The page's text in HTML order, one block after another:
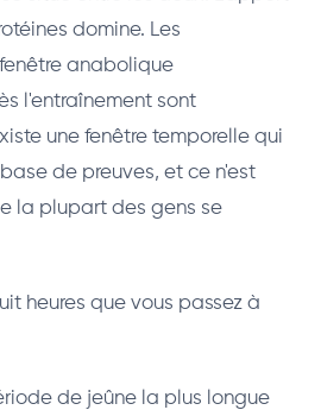
domine. Les
anabolique
l'entraînement sont
une fenêtre temporelle qui
de preuves, et ce n'est
la plupart des gens se
heures que vous passez à
de jeûne la plus longue